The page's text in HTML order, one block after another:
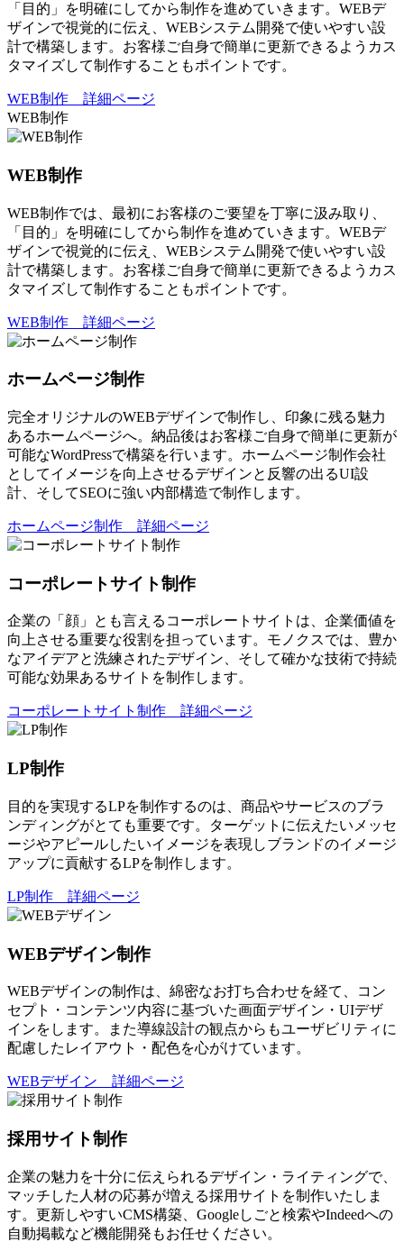
「目的」を明確にしてから制作を進めていきます。WEBデ
ザインで視覚的に伝え、WEBシステム開発で使いやすい設
計で構築します。お客様ご自身で簡単に更新できるようカス
タマイズして制作することもポイントです。
WEB制作 詳細ページ
WEB制作
WEB制作
WEB制作では、最初にお客様のご要望を丁寧に汲み取り、
「目的」を明確にしてから制作を進めていきます。WEBデ
ザインで視覚的に伝え、WEBシステム開発で使いやすい設
計で構築します。お客様ご自身で簡単に更新できるようカス
タマイズして制作することもポイントです。
WEB制作 詳細ページ
ホームページ制作
完全オリジナルのWEBデザインで制作し、印象に残る魅力
あるホームページへ。納品後はお客様ご自身で簡単に更新が
可能なWordPressで構築を行います。ホームページ制作会社
としてイメージを向上させるデザインと反響の出るUI設
計、そしてSEOに強い内部構造で制作します。
ホームページ制作 詳細ページ
コーポレートサイト制作
企業の「顔」とも言えるコーポレートサイトは、企業価値を
向上させる重要な役割を担っています。モノクスでは、豊か
なアイデアと洗練されたデザイン、そして確かな技術で持続
可能な効果あるサイトを制作します。
コーポレートサイト制作 詳細ページ
LP制作
目的を実現するLPを制作するのは、商品やサービスのブラ
ンディングがとても重要です。ターゲットに伝えたいメッセ
ージやアピールしたいイメージを表現しブランドのイメージ
アップに貢献するLPを制作します。
LP制作 詳細ページ
WEBデザイン制作
WEBデザインの制作は、綿密なお打ち合わせを経て、コン
セプト・コンテンツ内容に基づいた画面デザイン・UIデザ
インをします。また導線設計の観点からもユーザビリティに
配慮したレイアウト・配色を心がけています。
WEBデザイン 詳細ページ
採用サイト制作
企業の魅力を十分に伝えられるデザイン・ライティングで、
マッチした人材の応募が増える採用サイトを制作いたしま
す。更新しやすいCMS構築、Googleしごと検索やIndeedへの
自動掲載など機能開発もお任せください。